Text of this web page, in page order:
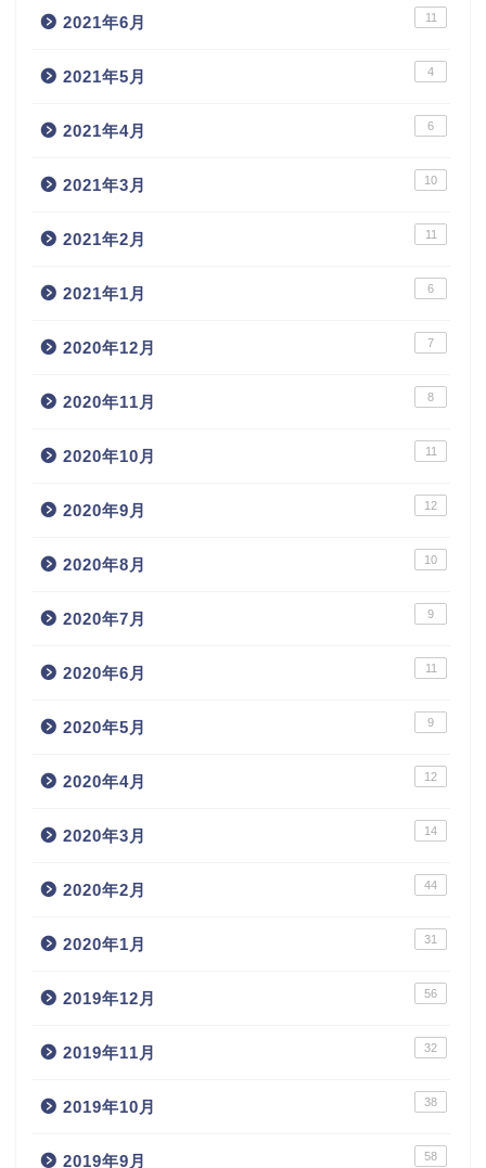
2021年6月 11
2021年5月 4
2021年4月 6
2021年3月 10
2021年2月 11
2021年1月 6
2020年12月 7
2020年11月 8
2020年10月 11
2020年9月 12
2020年8月 10
2020年7月 9
2020年6月 11
2020年5月 9
2020年4月 12
2020年3月 14
2020年2月 44
2020年1月 31
2019年12月 56
2019年11月 32
2019年10月 38
2019年9月 58